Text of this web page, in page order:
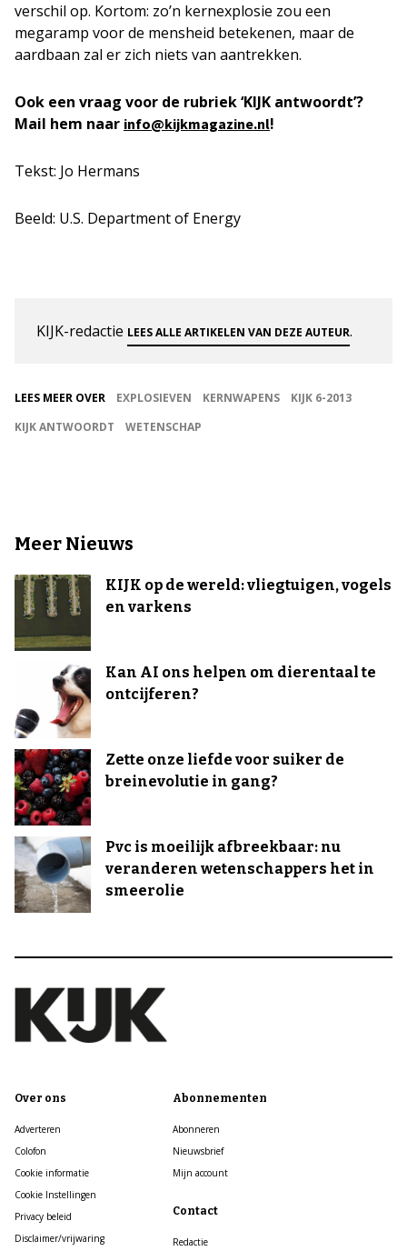
verschil op. Kortom: zo’n kernexplosie zou een
megaramp voor de mensheid betekenen, maar de
aardbaan zal er zich niets van aantrekken.
Ook een vraag voor de rubriek ‘KIJK antwoordt’?
Mail hem naar info@kijkmagazine.nl!
Tekst: Jo Hermans
Beeld: U.S. Department of Energy
KIJK-redactie LEES ALLE ARTIKELEN VAN DEZE AUTEUR.
LEES MEER OVER EXPLOSIEVEN KERNWAPENS
KIJK 6-2013
KIJK ANTWOORDT
WETENSCHAP
Meer Nieuws
KIJK op de wereld: vliegtuigen, vogels
en varkens
Kan AI ons helpen om dierentaal te
ontcijferen?
Zette onze liefde voor suiker de
breinevolutie in gang?
Pvc is moeilijk afbreekbaar: nu
veranderen wetenschappers het in
smeerolie
Over ons
Adverteren
Colofon
Cookie informatie
Cookie Instellingen
Privacy beleid
Disclaimer/vrijwaring
Abonnementen
Abonneren
Nieuwsbrief
Mijn account
Contact
Redactie